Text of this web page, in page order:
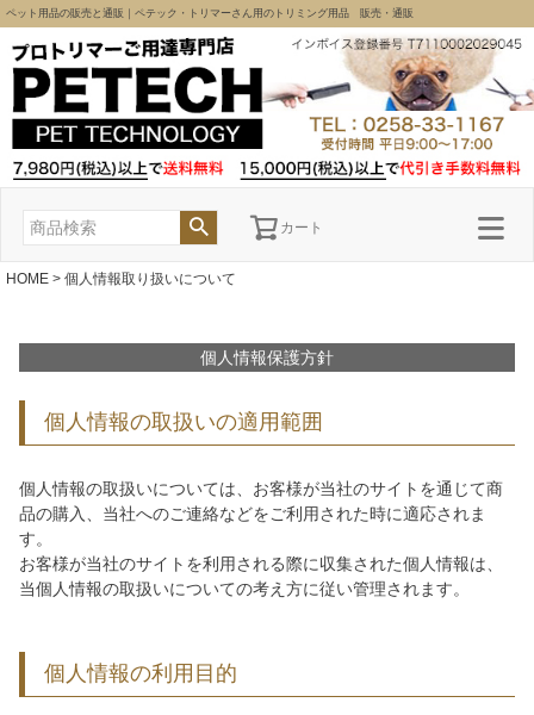
ペット用品の販売と通販｜ペテック・トリマーさん用のトリミング用品 販売・通販
カート
HOME 個人情報取り扱いについて
個人情報保護方針
個人情報の取扱いの適用範囲
個人情報の取扱いについては、お客様が当社のサイトを通じて商
品の購入、当社へのご連絡などをご利用された時に適応されま
す。
お客様が当社のサイトを利用される際に収集された個人情報は、
当個人情報の取扱いについての考え方に従い管理されます。
個人情報の利用目的